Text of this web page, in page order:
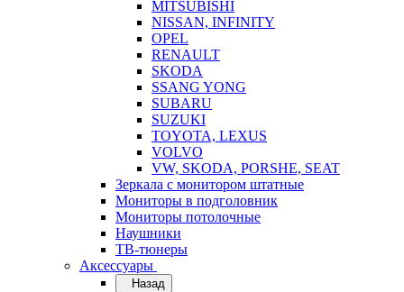
MITSUBISHI
NISSAN, INFINITY
OPEL
RENAULT
SKODA
SSANG YONG
SUBARU
SUZUKI
TOYOTA, LEXUS
VOLVO
VW, SKODA, PORSHE, SEAT
Зеркала с монитором штатные
Мониторы в подголовник
Мониторы потолочные
Наушники
ТВ-тюнеры
Аксессуары
Назад